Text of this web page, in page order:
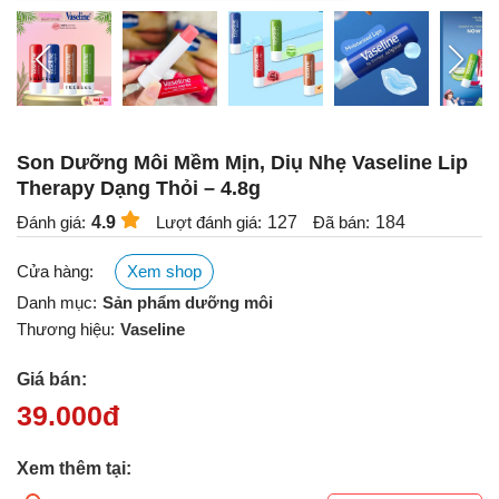
Son Dưỡng Môi Mềm Mịn, Diụ Nhẹ Vaseline Lip
Therapy Dạng Thỏi – 4.8g
Đánh giá: 4.9 Lượt đánh giá: 127 Đã bán: 184
Cửa hàng:
Xem shop
Danh mục: Sản phẩm dưỡng môi
Thương hiệu: Vaseline
Giá bán:
39.000đ
Xem thêm tại: